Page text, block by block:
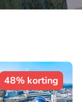
48% korting